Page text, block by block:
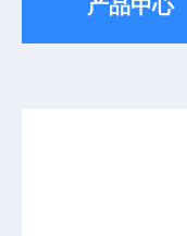
产品中心